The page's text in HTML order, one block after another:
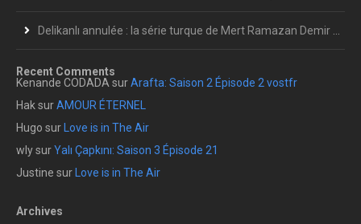
Delikanlı annulée : la série turque de Mert Ramazan Demir s’arrête après 7 épisodes
Recent Comments
Kenande CODADAsurArafta: Saison 2 Épisode 2 vostfr
HaksurAMOUR ÉTERNEL
Hugo sur Love is in The Air
wlysurYalı Çapkını: Saison 3 Épisode 21
Justine sur Love is in The Air
Archives